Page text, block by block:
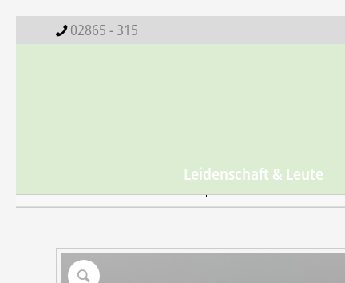
02865 - 315
Leidenschaft & Leute